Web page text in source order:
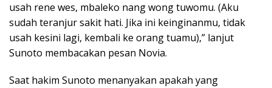
usah rene wes, mbaleko nang wong tuwomu. (Aku
sudah teranjur sakit hati. Jika ini keinginanmu, tidak
usah kesini lagi, kembali ke orang tuamu),” lanjut
Sunoto membacakan pesan Novia.
Saat hakim Sunoto menanyakan apakah yang